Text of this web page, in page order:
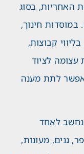
האחריות, בסוג
חינוך,
קבוצות,
לציוד
לתת מענה
לאחד
גנים, מעונות,